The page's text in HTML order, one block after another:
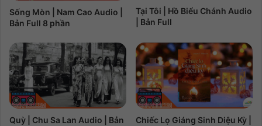
Sống Mòn | Nam Cao Audio |
Bản Full 8 phần
Tại Tôi | Hồ Biểu Chánh Audio
| Bản Full
Quỳ | Chu Sa Lan Audio | Bản
Chiếc Lọ Giáng Sinh Diệu Kỳ |